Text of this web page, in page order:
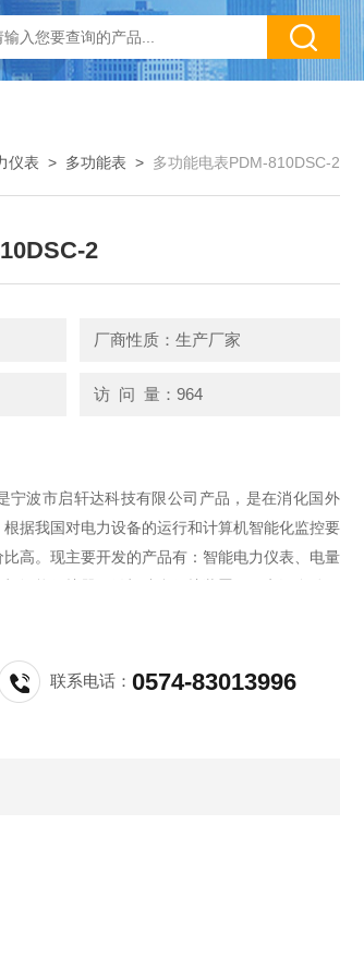
仪表 > 多功能表 > 多功能电表PDM-810DSC-2
2
厂商性质：生产厂家
访 问 量：964
宁波市启轩达科技有限公司产品，是在消化国外
据我国对电力设备的运行和计算机智能化监控要
高。现主要开发的产品有：智能电力仪表、电量
智能保护器、微机综合保护装置、双电源自动转
联系电话：0574-83013996